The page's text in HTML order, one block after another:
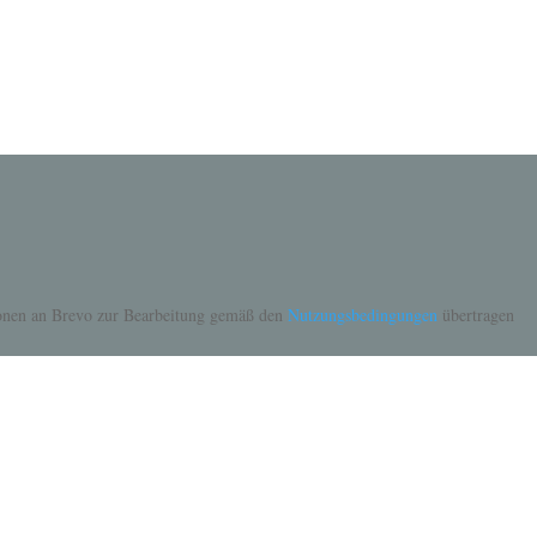
an Brevo zur Bearbeitung gemäß den Nutzungsbedingungen übertragen